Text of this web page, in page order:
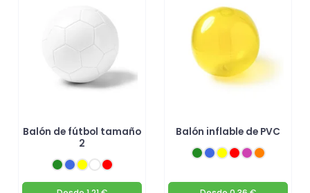
Balón de fútbol tamaño
2
Balón inflable de PVC